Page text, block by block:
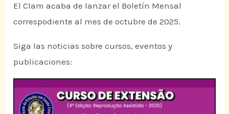
El Clam acaba de lanzar el Boletín Mensal
correspodiente al mes de octubre de 2025.
Siga las noticias sobre cursos, eventos y
publicaciones: